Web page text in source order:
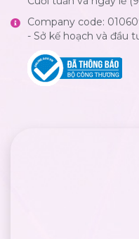
Company code:
- Sở kế hoạch và đầu